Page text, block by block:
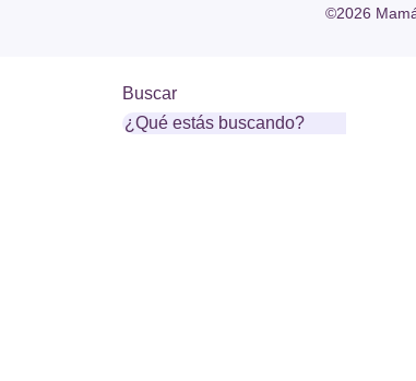
©2026
Buscar